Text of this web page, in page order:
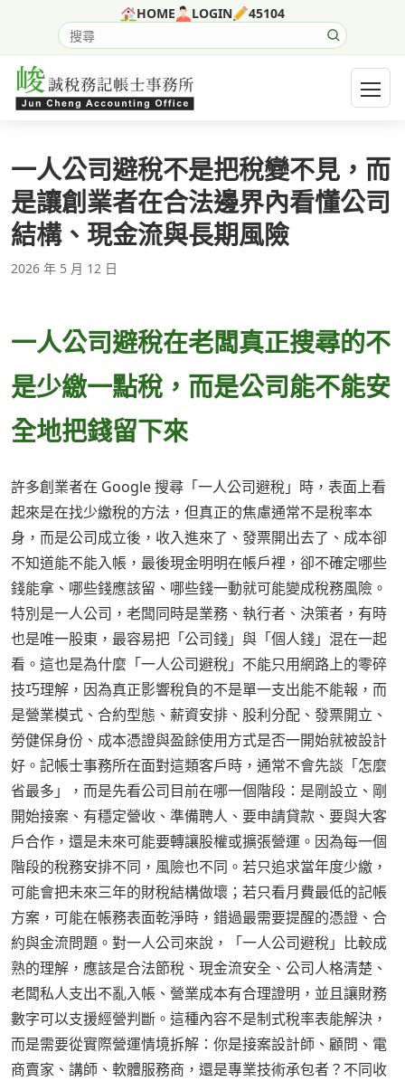
HOME LOGIN 45104
搜尋網站內容
開啟
一人公司避稅不是把稅變不見，而
是讓創業者在合法邊界內看懂公司
結構、現金流與長期風險
2026 年 5 月 12 日
一人公司避稅在老闆真正搜尋的不
是少繳一點稅，而是公司能不能安
全地把錢留下來
許多創業者在 Google 搜尋「一人公司避稅」時，表面上看
起來是在找少繳稅的方法，但真正的焦慮通常不是稅率本
身，而是公司成立後，收入進來了、發票開出去了、成本卻
不知道能不能入帳，最後現金明明在帳戶裡，卻不確定哪些
錢能拿、哪些錢應該留、哪些錢一動就可能變成稅務風險。
特別是一人公司，老闆同時是業務、執行者、決策者，有時
也是唯一股東，最容易把「公司錢」與「個人錢」混在一起
看。這也是為什麼「一人公司避稅」不能只用網路上的零碎
技巧理解，因為真正影響稅負的不是單一支出能不能報，而
是營業模式、合約型態、薪資安排、股利分配、發票開立、
勞健保身份、成本憑證與盈餘使用方式是否一開始就被設計
好。記帳士事務所在面對這類客戶時，通常不會先談「怎麼
省最多」，而是先看公司目前在哪一個階段：是剛設立、剛
開始接案、有穩定營收、準備聘人、要申請貸款、要與大客
戶合作，還是未來可能要轉讓股權或擴張營運。因為每一個
階段的稅務安排不同，風險也不同。若只追求當年度少繳，
可能會把未來三年的財稅結構做壞；若只看月費最低的記帳
方案，可能在帳務表面乾淨時，錯過最需要提醒的憑證、合
約與金流問題。對一人公司來說，「一人公司避稅」比較成
熟的理解，應該是合法節稅、現金流安全、公司人格清楚、
老闆私人支出不亂入帳、營業成本有合理證明，並且讓財務
數字可以支援經營判斷。這種內容不是制式稅率表能解決，
而是需要從實際營運情境拆解：你是接案設計師、顧問、電
商賣家、講師、軟體服務商，還是專業技術承包者？不同收